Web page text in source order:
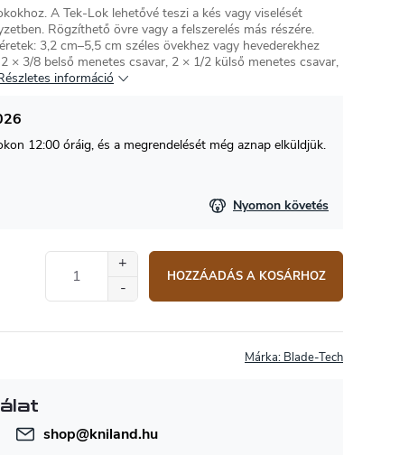
A Tek-Lok lehetővé teszi a kés vagy viselését
Rögzíthető övre vagy a felszerelés más részére.
3,2 cm–5,5 cm széles övekhez vagy hevederekhez
× 3/8 belső menetes csavar, 2 × 1/2 külső menetes csavar,
információ
12:00 óráig, és a megrendelését még aznap elküldjük.
Nyomon követés
HOZZÁADÁS A KOSÁRHOZ
Márka: Blade-Tech
shop@kniland.hu